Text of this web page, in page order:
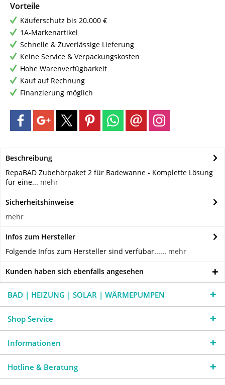
Vorteile
Käuferschutz bis 20.000 €
1A-Markenartikel
Schnelle & Zuverlässige Lieferung
Keine Service & Verpackungskosten
Hohe Warenverfügbarkeit
Kauf auf Rechnung
Finanzierung möglich
Beschreibung
RepaBAD Zubehörpaket 2 für Badewanne - Komplette Lösung
für eine... mehr
Sicherheitshinweise
mehr
Infos zum Hersteller
Folgende Infos zum Hersteller sind verfübar...... mehr
Kunden haben sich ebenfalls angesehen
BAD | HEIZUNG | SOLAR | WÄRMEPUMPEN
Shop Service
Informationen
Hotline & Beratung